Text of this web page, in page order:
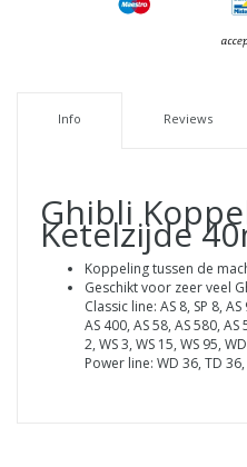
Info Reviews
Ghibli
Ketelzijde
Koppeling tussen de
Geschikt voor zeer veel
Classic line: AS 8, SP 8, AS
AS 400, AS 58, AS 580,
2, WS 3, WS 15, WS 95,
Power line: WD 36, TD